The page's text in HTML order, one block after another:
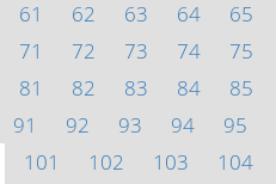
61
62 63 64 65
71
72 73 74 75
81
82 83 84 85
91
92 93 94 95
101
102 103 104